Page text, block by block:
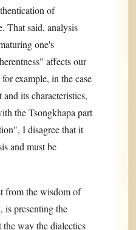
of
That said, analysis
one's
affects our
example, in the case
its characteristics,
the Tsongkhapa part
I disagree that it
and must be
from the wisdom of
is presenting the
way the dialectics